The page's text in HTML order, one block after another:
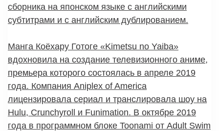
сборника на японском языке с английскими
субтитрами и с английским дублированием.
Манга Коёхару Готоге «Kimetsu no Yaiba»
вдохновила на создание телевизионного аниме,
премьера которого состоялась в апреле 2019
года. Компания Aniplex of America
лицензировала сериал и транслировала шоу на
Hulu, Crunchyroll и Funimation. В октябре 2019
года в программном блоке Toonami от Adult Swim